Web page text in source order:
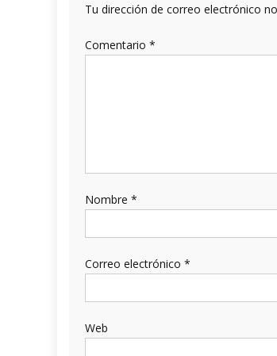
Tu dirección de correo electrónico
Comentario *
Nombre *
Correo electrónico *
Web